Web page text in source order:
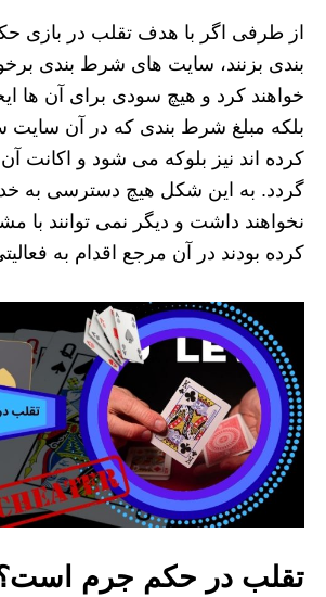
از طرفی اگر با هدف تقلب در
بندی بزنند، سایت های شرط بندی
خواهند کرد و هیچ سودی برای آن ها
بلکه مبلغ شرط بندی که در آن سایت
کرده اند نیز بلوکه می شود و اکانت
گردد. به این شکل هیچ دسترسی به
نخواهند داشت و دیگر نمی توانند با
کرده بودند در آن مرجع اقدام به
تقلب در حکم جرم